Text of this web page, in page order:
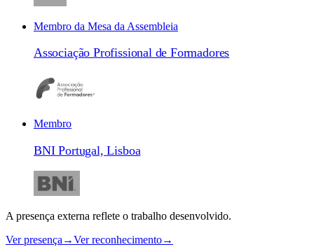
Membro da Mesa da Assembleia
Associação Profissional de Formadores
Membro
BNI Portugal, Lisboa
A presença externa reflete o trabalho desenvolvido.
Ver presença →Ver reconhecimento→